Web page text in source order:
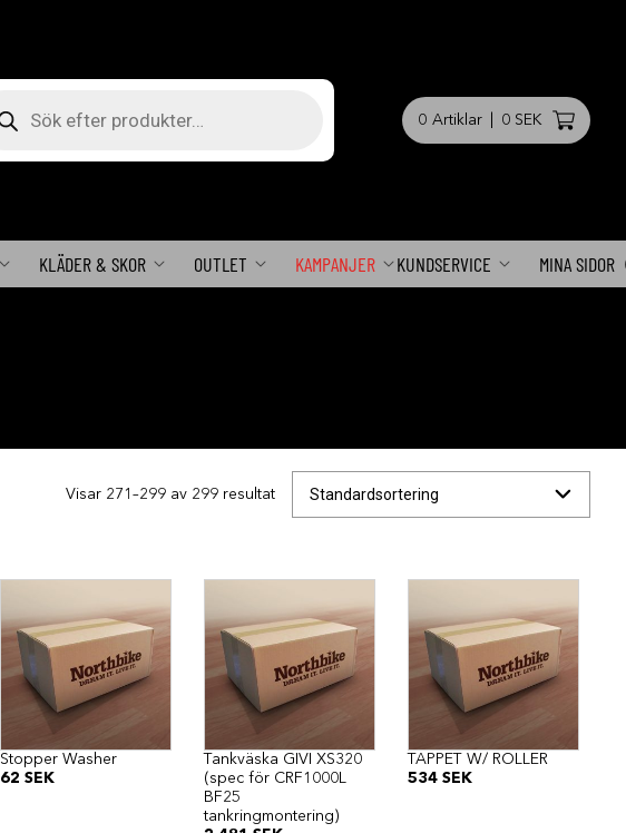
0 Artiklar 0 SEK
KLÄDER & SKOR OUTLET KAMPANJER KUNDSERVICE MINA SIDOR
Visar 271–299 av 299 resultat
Stopper Washer
62SEK
Tankväska GIVI XS320
(spec för CRF1000L
BF25
tankringmontering)
TAPPET W/ ROLLER
534 SEK